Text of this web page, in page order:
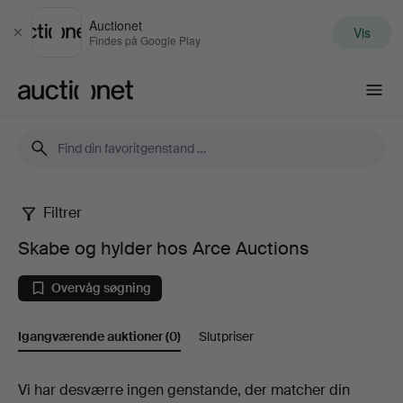
Luk
Auctionet
Findes på Google Play Vis
Skabe
og
hylder
hos
Filtrer
Skabe og hylder hos Arce Auctions
Overvåg søgning
Igangværende auktioner(0) Slutpriser
Igangværende
Vi har desværre ingen genstande, der matcher din